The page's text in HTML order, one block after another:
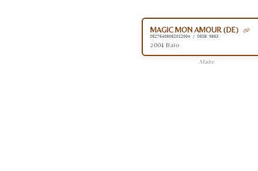
MAGIC MON AMOUR (DE)
DE276408082012004 / DESB 9863
2004 Baio
Madre